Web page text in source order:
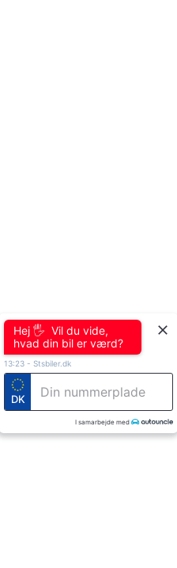
Hej 🖐 Vil du vide,
hvad din bil er værd?
13:23 - Stsbiler.dk
DK
I samarbejde med